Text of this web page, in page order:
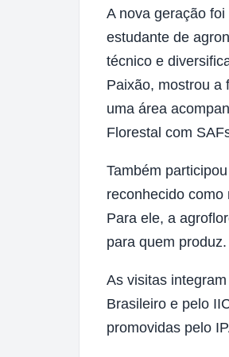
A nova geração
estudante de
técnico e
Paixão, mostrou a
uma área
Florestal com
Também
reconhecido como
Para ele, a
para quem produz.
As visitas
Brasileiro e pelo
promovidas pelo